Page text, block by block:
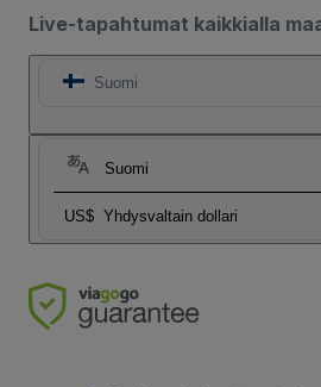
Live-tapahtumat kaikkialla
Suomi
Suomi
US$ Yhdysvaltain dollari